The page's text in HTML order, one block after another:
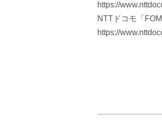
https://
NTTドコモ「
https://